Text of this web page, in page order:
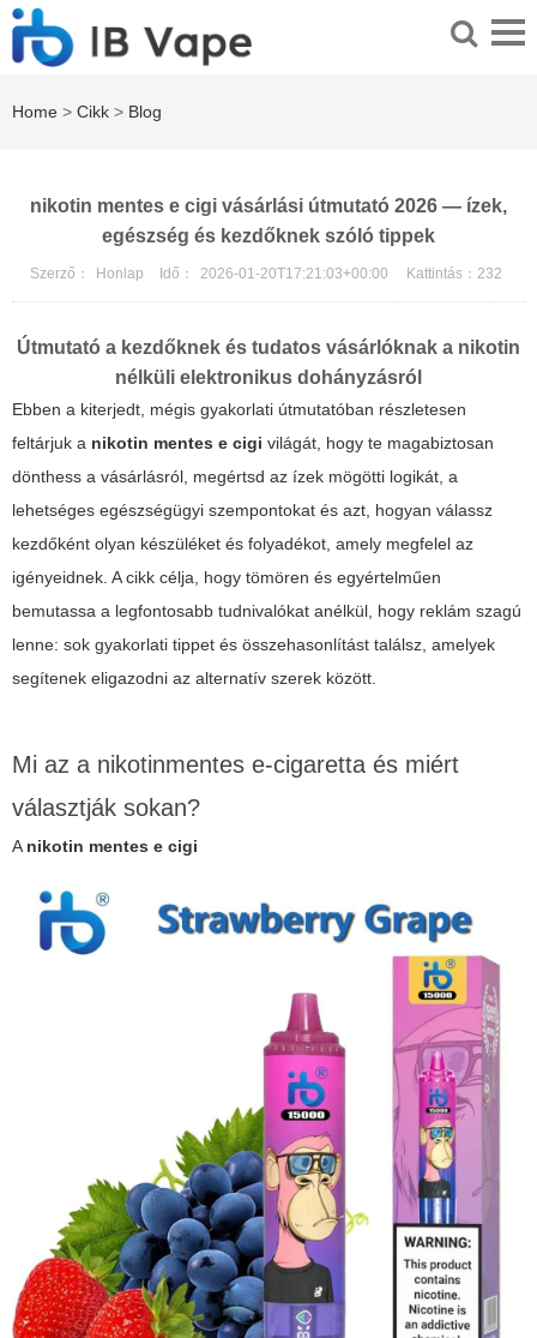
Home > Cikk > Blog
nikotin mentes e cigi vásárlási útmutató 2026 — ízek,
egészség és kezdőknek szóló tippek
Szerző： Honlap Idő： 2026-01-20T17:21:03+00:00 Kattintás： 232
Útmutató a kezdőknek és tudatos vásárlóknak a nikotin
nélküli elektronikus dohányzásról
Ebben a kiterjedt, mégis gyakorlati útmutatóban részletesen
feltárjuk a nikotin mentes e cigi világát, hogy te magabiztosan
dönthess a vásárlásról, megértsd az ízek mögötti logikát, a
lehetséges egészségügyi szempontokat és azt, hogyan válassz
kezdőként olyan készüléket és folyadékot, amely megfelel az
igényeidnek. A cikk célja, hogy tömören és egyértelműen
bemutassa a legfontosabb tudnivalókat anélkül, hogy reklám szagú
lenne: sok gyakorlati tippet és összehasonlítást találsz, amelyek
segítenek eligazodni az alternatív szerek között.
Mi az a nikotinmentes e-cigaretta és miért
választják sokan?
Anikotin mentes e cigi